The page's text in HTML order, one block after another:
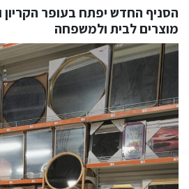
הסניף החדש יפתח בעופר הקריון
מוצרים לבית ולמשפחה